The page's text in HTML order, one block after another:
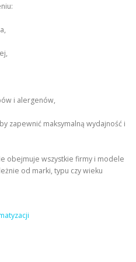
i alergenów,
zapewnić maksymalną wydajność i
obejmuje wszystkie firmy i modele
od marki, typu czy wieku